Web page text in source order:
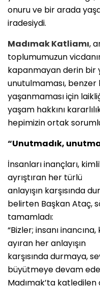
onuru ve bir arada
iradesiydi.
Madımak Katliamı,
toplumumuzun
kapanmayan derin bir
unutulmaması, benzer
yaşanmaması için
yaşam hakkını
hepimizin ortak
“Unutmadık,
İnsanları inançları,
ayrıştıran her türlü
anlayışın karşısında
belirten Başkan Ataç,
tamamladı:
“Bizler; insanı
ayıran her anlayışın
karşısında durmaya,
büyütmeye devam
Madımak’ta katledilen